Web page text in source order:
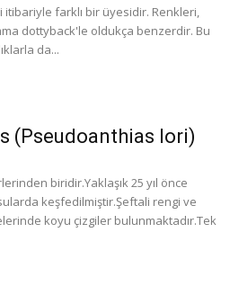
farklı bir üyesidir. Renkleri,
dottyback'le oldukça benzerdir. Bu
da...
(Pseudoanthias lori)
biridir.Yaklaşık 25 yıl önce
sularda keşfedilmiştir.Şeftali rengi ve
koyu çizgiler bulunmaktadır.Tek